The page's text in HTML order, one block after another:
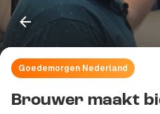
Goedemorgen Nederland
Brouwer maakt